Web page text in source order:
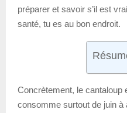
préparer et savoir s’il est
santé, tu es au bon endroit.
Concrètement, le cantaloup
consomme surtout de juin à